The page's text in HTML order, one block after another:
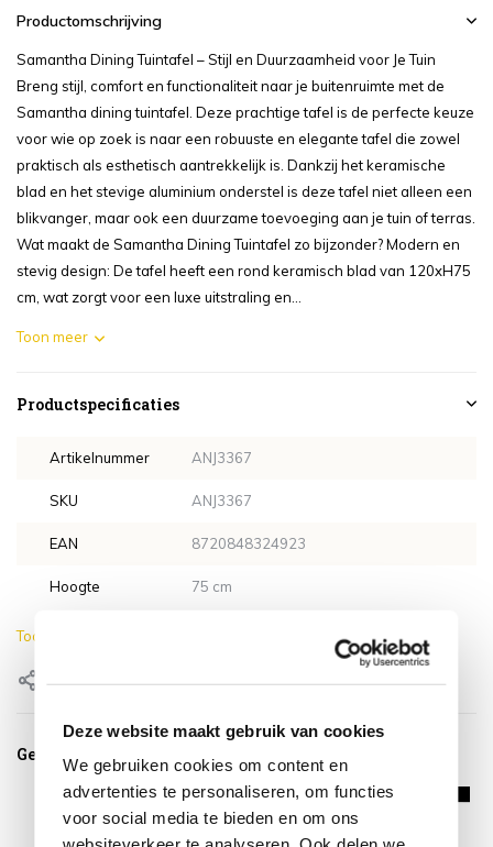
Deze website maakt gebruik van cookies
We gebruiken cookies om content en
advertenties te personaliseren, om functies
voor social media te bieden en om ons
Productomschrijving
Samantha Dining Tuintafel – Stijl en Duurzaamheid voor Je Tuin
Breng stijl, comfort en functionaliteit naar je buitenruimte met de
Samantha dining tuintafel. Deze prachtige tafel is de perfecte keuze
voor wie op zoek is naar een robuuste en elegante tafel die zowel
praktisch als esthetisch aantrekkelijk is. Dankzij het keramische
blad en het stevige aluminium onderstel is deze tafel niet alleen een
blikvanger, maar ook een duurzame toevoeging aan je tuin of terras.
Wat maakt de Samantha Dining Tuintafel zo bijzonder? Modern en
stevig design: De tafel heeft een rond keramisch blad van 120xH75
cm, wat zorgt voor een luxe uitstraling en...
Toon meer
Productspecificaties
Artikelnummer ANJ3367
SKU ANJ3367
EAN 8720848324923
Hoogte 75 cm
Toon meer
Gerelateerde producten